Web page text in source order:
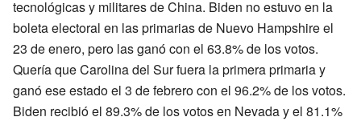
tecnológicas y militares de China. Biden no estuvo en la
boleta electoral en las primarias de Nuevo Hampshire el
23 de enero, pero las ganó con el 63.8% de los votos.
Quería que Carolina del Sur fuera la primera primaria y
ganó ese estado el 3 de febrero con el 96.2% de los votos.
Biden recibió el 89.3% de los votos en Nevada y el 81.1%